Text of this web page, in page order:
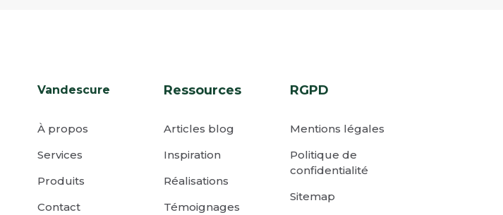
Vandescure
À propos
Services
Produits
Contact
Ressources
Articles blog
Inspiration
Réalisations
Témoignages
RGPD
Mentions légales
Politique de
confidentialité
Sitemap